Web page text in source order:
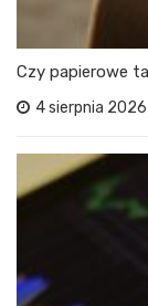
Czy papierowe
4 sierpnia 2026